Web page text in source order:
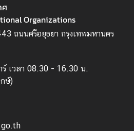
ศ
Organizations
ถนนศรีอยุธยา กรุงเทพมหานคร
เวลา 08.30 - 16.30 น.
ษ์)